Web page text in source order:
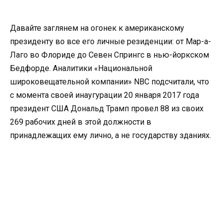
Давайте заглянем на огонек к американскому
президенту во все его личные резиденции: от Мар-а-
Лаго во Флориде до Севен Спрингс в нью-йоркском
Бедфорде. Аналитики «Национальной
широковещательной компании» NBC подсчитали, что
с момента своей инаугурации 20 января 2017 года
президент США Дональд Трамп провел 88 из своих
269 рабочих дней в этой должности в
принадлежащих ему лично, а не государству зданиях.